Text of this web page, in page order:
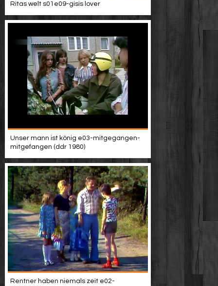
Ritas welt s01e09-gisis lover
Unser mann ist könig e03-mitgegangen-
mitgefangen (ddr 1980)
Rentner haben niemals zeit e02-